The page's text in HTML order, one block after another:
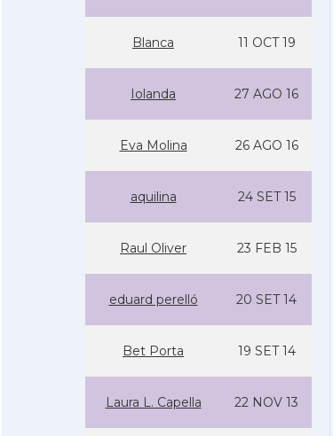
Blanca 11 OCT 19
Iolanda 27 AGO 16
Eva Molina 26 AGO 16
aquilina 24 SET 15
Raul Oliver 23 FEB 15
eduard perelló 20 SET 14
Bet Porta 19 SET 14
Laura L. Capella 22 NOV 13